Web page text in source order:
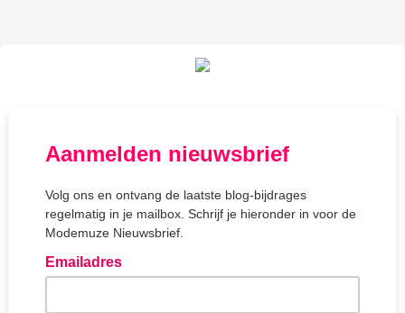
Aanmelden nieuwsbrief
Volg ons en ontvang de laatste blog-bijdrages
regelmatig in je mailbox. Schrijf je hieronder in voor de
Modemuze Nieuwsbrief.
Emailadres